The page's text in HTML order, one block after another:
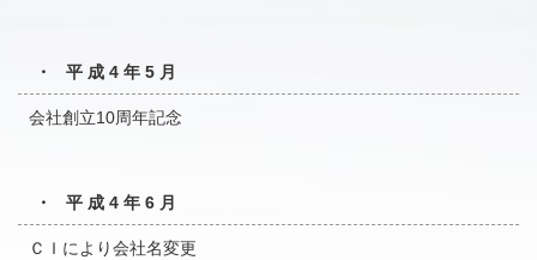
・ 平成4年5月
会社創立10周年記念
・ 平成4年6月
ＣＩにより会社名変更